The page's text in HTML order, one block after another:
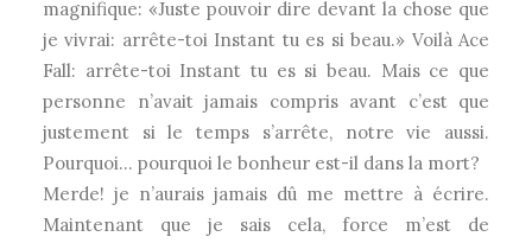
magnifique: «Juste pouvoir dire devant la chose que
je vivrai: arrête-toi Instant tu es si beau.» Voilà Ace
Fall: arrête-toi Instant tu es si beau. Mais ce que
personne n’avait jamais compris avant c’est que
justement si le temps s’arrête, notre vie aussi.
Pourquoi… pourquoi le bonheur est-il dans la mort?
Merde! je n’aurais jamais dû me mettre à écrire.
Maintenant que je sais cela, force m’est de